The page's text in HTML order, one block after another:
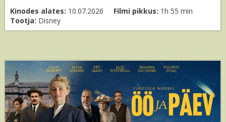
Kinodes alates: 10.07.2026 Filmi pikkus: 1h 55 min
Tootja: Disney